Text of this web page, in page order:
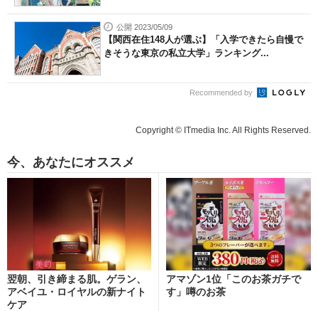
公開 2023/05/09
【関西在住148人が選ぶ】「入学できたら自慢で
きそうな東京の私立大学」ランキング...
Recommended by
Copyright © ITmedia Inc. All Rights Reserved.
今、あなたにオススメ
翌朝、引き締まる肌。ゲラン、
アベイユ・ロイヤルの新ナイト
ケア
アマゾン1位「このお茶ガチで
す」噂のお茶